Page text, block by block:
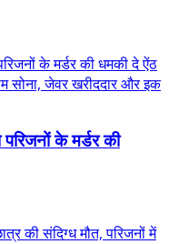
के मर्डर की